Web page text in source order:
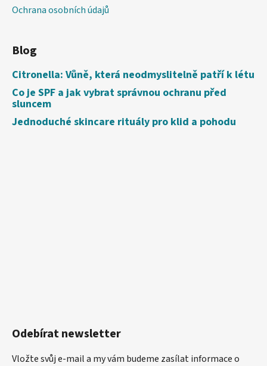
Ochrana osobních údajů
Blog
Citronella: Vůně, která neodmyslitelně patří k létu
Co je SPF a jak vybrat správnou ochranu před
sluncem
Jednoduché skincare rituály pro klid a pohodu
Odebírat newsletter
Vložte svůj e-mail a my vám budeme zasílat informace o